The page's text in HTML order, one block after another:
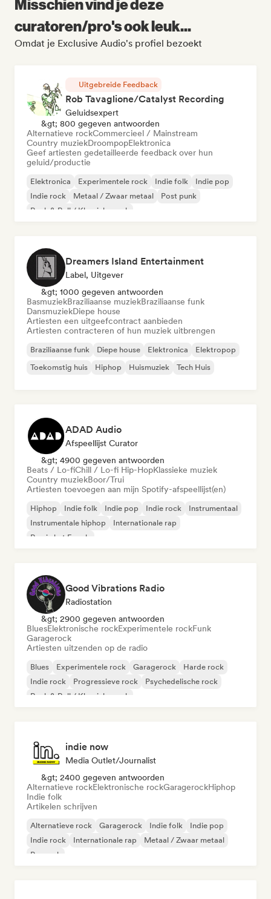
Misschien vind je deze
curatoren/pro's ook leuk...
Omdat je Exclusive Audio's profiel bezoekt
Uitgebreide Feedback
Rob Tavaglione/Catalyst Recording
Geluidsexpert
&gt; 800 gegeven antwoorden
Alternatieve rockCommercieel / Mainstream
Country muziekDroompopElektronica
Geef artiesten gedetailleerde feedback over hun
geluid/productie
Elektronica Experimentele rock Indie folk
Indie pop
Indie rock
Metaal / Zwaar metaal
Post punk
Rock & Roll / Klassieke rock
Dreamers Island Entertainment
Label, Uitgever
&gt; 1000 gegeven antwoorden
BasmuziekBraziliaanse muziekBraziliaanse funk
DansmuziekDiepe house
Artiesten een uitgeefcontract aanbieden
Artiesten contracteren of hun muziek uitbrengen
Braziliaanse funk Diepe house Elektronica
Elektropop
Toekomstig huis
Hiphop Huismuziek Tech Huis
ADAD Audio
Afspeellijst Curator
&gt; 4900 gegeven antwoorden
Beats / Lo-fiChill / Lo-fi Hip-HopKlassieke muziek
Country muziekBoor/Trui
Artiesten toevoegen aan mijn Spotify-afspeellijst(en)
Hiphop Indie folk Indie pop Indie rock
Instrumentaal
Instrumentale hiphop
Internationale rap
Rap in het Engels
Good Vibrations Radio
Radiostation
&gt; 2900 gegeven antwoorden
BluesElektronische rockExperimentele rockFunk
Garagerock
Artiesten uitzenden op de radio
Blues Experimentele rock Garagerock
Harde rock
Indie rock
Progressieve rock
Psychedelische rock
Rock & Roll / Klassieke rock
indie now
Media Outlet/Journalist
&gt; 2400 gegeven antwoorden
Alternatieve rockElektronische rockGaragerockHiphop
Indie folk
Artikelen schrijven
Alternatieve rock Garagerock Indie folk
Indie pop
Indie rock
Internationale rap
Metaal / Zwaar metaal
Poprock